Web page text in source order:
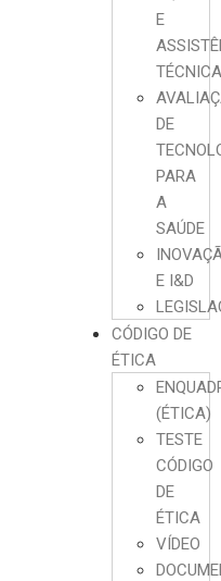
E
DE
PARA
A
SAÚDE
E I&D
CÓDIGO DE
ÉTICA
(ÉTICA)
TESTE
CÓDIGO
DE
ÉTICA
VÍDEO